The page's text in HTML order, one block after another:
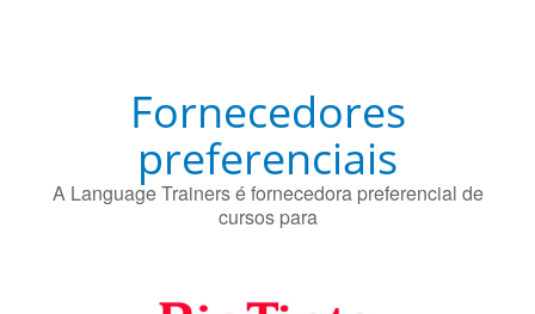
Fornecedores
preferenciais
A Language Trainers é fornecedora preferencial de
cursos para